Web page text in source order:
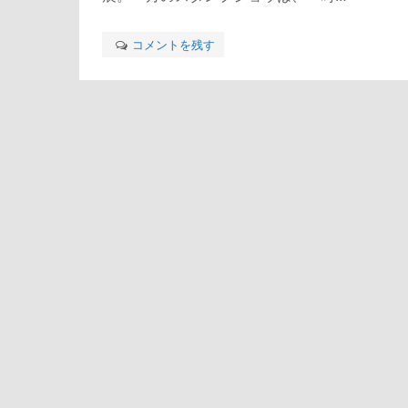
コメントを残す